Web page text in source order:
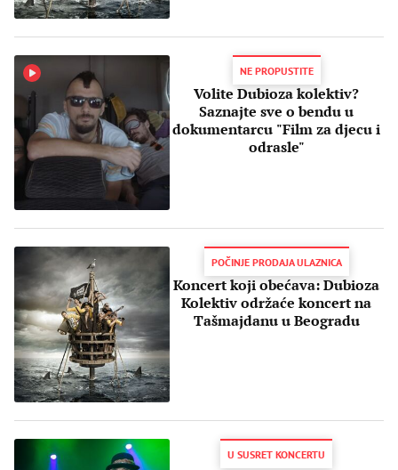
NE PROPUSTITE
Volite Dubioza kolektiv?
Saznajte sve o bendu u
dokumentarcu "Film za djecu i
odrasle"
POČINJE PRODAJA ULAZNICA
Koncert koji obećava: Dubioza
Kolektiv održaće koncert na
Tašmajdanu u Beogradu
U SUSRET KONCERTU